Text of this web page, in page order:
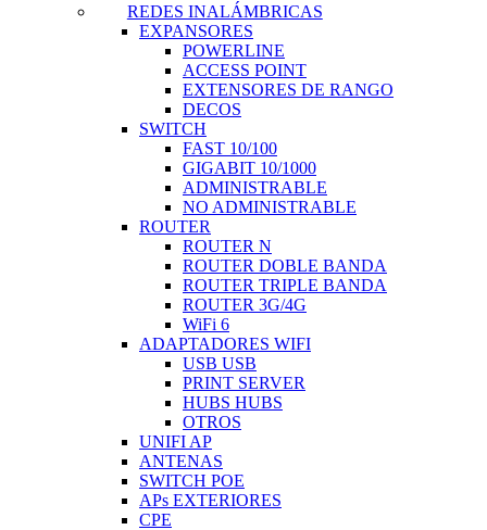
REDES INALÁMBRICAS
EXPANSORES
POWERLINE
ACCESS POINT
EXTENSORES DE RANGO
DECOS
SWITCH
FAST 10/100
GIGABIT 10/1000
ADMINISTRABLE
NO ADMINISTRABLE
ROUTER
ROUTER N
ROUTER DOBLE BANDA
ROUTER TRIPLE BANDA
ROUTER 3G/4G
WiFi 6
ADAPTADORES WIFI
USB USB
PRINT SERVER
HUBS HUBS
OTROS
UNIFI AP
ANTENAS
SWITCH POE
APs EXTERIORES
CPE